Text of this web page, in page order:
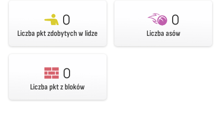
0
Liczba pkt zdobytych w lidze
0
Liczba asów
0
Liczba pkt z bloków